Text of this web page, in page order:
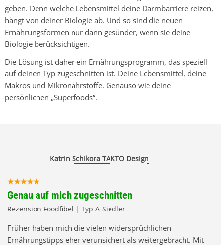
geben. Denn welche Lebensmittel deine Darmbarriere reizen,
hängt von deiner Biologie ab. Und so sind die neuen
Ernährungsformen nur dann gesünder, wenn sie deine
Biologie berücksichtigen.
Die Lösung ist daher ein Ernährungsprogramm, das speziell
auf deinen Typ zugeschnitten ist. Deine Lebensmittel, deine
Makros und Mikronährstoffe. Genauso wie deine
persönlichen „Superfoods“.
Katrin Schikora TAKTO Design
Genau auf mich zugeschnitten
Rezension Foodfibel | Typ A-Siedler
Früher haben mich die vielen widersprüchlichen
Ernährungstipps eher verunsichert als weitergebracht. Mit